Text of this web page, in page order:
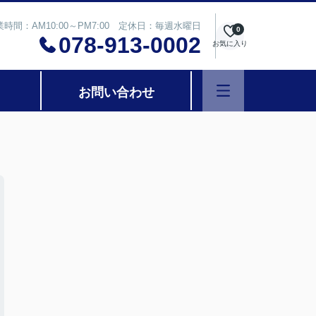
時間：AM10:00～PM7:00 定休日：毎週水曜日
078-913-0002 お気に入り
0
お問い合わせ